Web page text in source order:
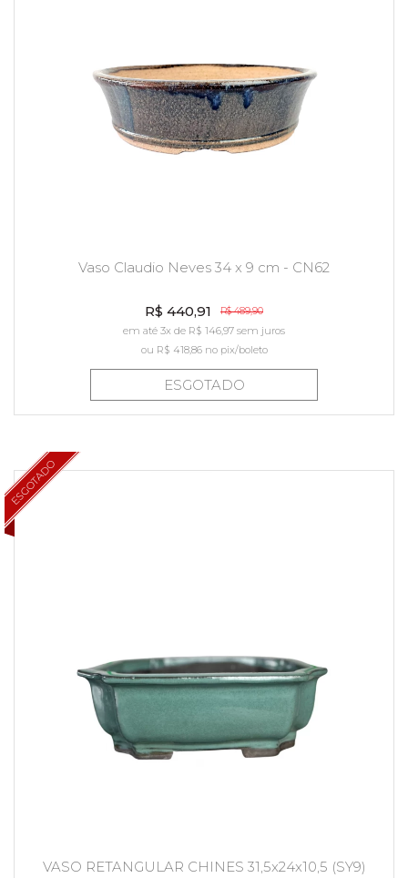
Vaso Claudio Neves 34 x 9 cm - CN62
R$ 440,91 R$ 489,90
em até 3x de R$ 146,97 sem juros
ou R$ 418,86no pix/boleto
ESGOTADO
ESGOTADO
VASO RETANGULAR CHINES 31,5x24x10,5 (SY9)